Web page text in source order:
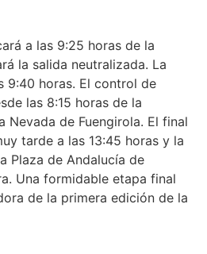
a las 9:25 horas de la
la salida neutralizada. La
9:40 horas. El control de
las 8:15 horas de la
Nevada de Fuengirola. El final
tarde a las 13:45 horas y la
Plaza de Andalucía de
Una formidable etapa final
de la primera edición de la